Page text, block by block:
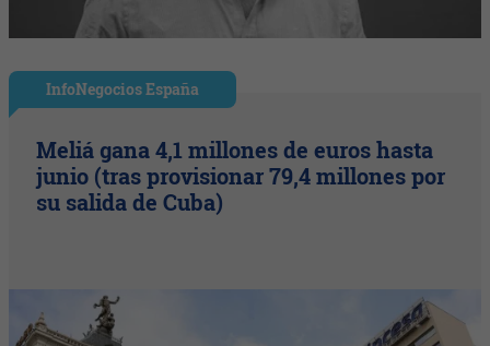
InfoNegocios España
Meliá gana 4,1 millones de euros hasta
junio (tras provisionar 79,4 millones por
su salida de Cuba)